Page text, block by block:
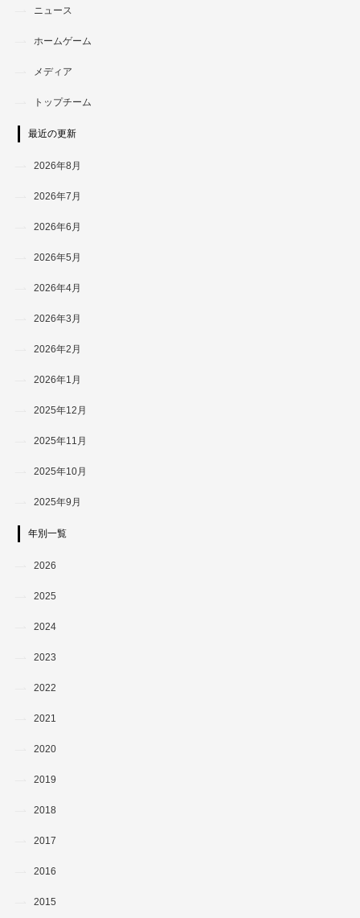
ニュース
ホームゲーム
メディア
トップチーム
最近の更新
2026年8月
2026年7月
2026年6月
2026年5月
2026年4月
2026年3月
2026年2月
2026年1月
2025年12月
2025年11月
2025年10月
2025年9月
年別一覧
2026
2025
2024
2023
2022
2021
2020
2019
2018
2017
2016
2015